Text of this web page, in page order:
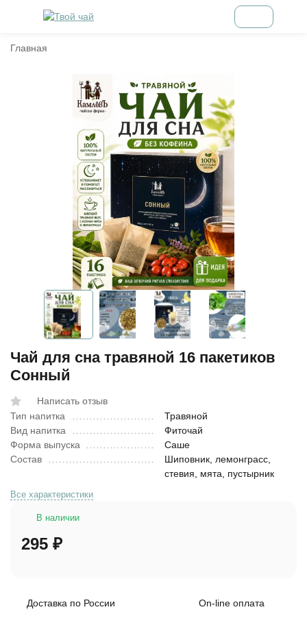
Главная
Чай для сна травяной 16 пакетиков
Сонный
Написать отзыв
Тип напитка
Травяной
Вид напитка
Фиточай
Форма выпуска
Саше
Состав
Шиповник, лемонграсс,
стевия, мята, пустырник
Все характеристики
В наличии
295 ₽
Доставка по России On-line оплата